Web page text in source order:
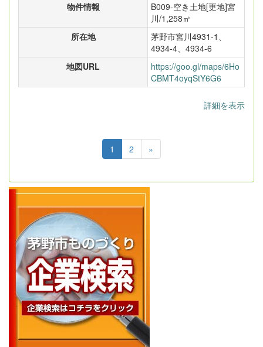
物件情報
B009-空き土地[更地]宮
川/1,258㎡
所在地
茅野市宮川4931-1、
4934-4、4934-6
地図URL
https://goo.gl/maps/6Ho
CBMT4oyqStY6G6
詳細を表示
1 2 »